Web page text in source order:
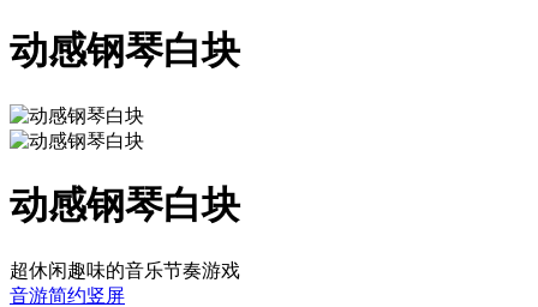
动感钢琴白块
动感钢琴白块
超休闲趣味的音乐节奏游戏
音游简约竖屏